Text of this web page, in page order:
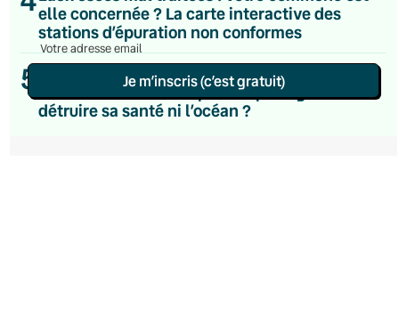
elle concernée ? La carte interactive des
stations d’épuration non conformes
5
Substances toxiques, labels abusifs… Quelle
crème solaire choisir pour se protéger sans
détruire sa santé ni l’océan ?
Occasionnelle
Je m’inscris (c’est gratuit)
Politique de confidentialité